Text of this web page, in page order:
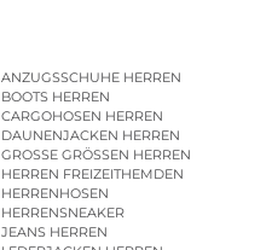
ANZUGSSCHUHE HERREN
BOOTS HERREN
CARGOHOSEN HERREN
DAUNENJACKEN HERREN
GROSSE GRÖSSEN HERREN
HERREN FREIZEITHEMDEN
HERRENHOSEN
HERRENSNEAKER
JEANS HERREN